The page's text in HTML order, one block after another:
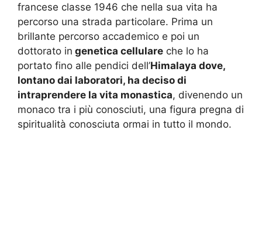
francese classe 1946 che nella sua vita ha
percorso una strada particolare. Prima un
brillante percorso accademico e poi un
dottorato in genetica cellulare che lo ha
portato fino alle pendici dell’Himalaya dove,
lontano dai laboratori, ha deciso di
intraprendere la vita monastica, divenendo un
monaco tra i più conosciuti, una figura pregna di
spiritualità conosciuta ormai in tutto il mondo.